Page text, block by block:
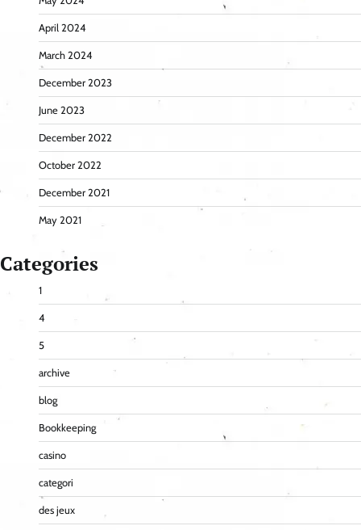
April 2024
March 2024
December 2023
June 2023
December 2022
October 2022
December 2021
May 2021
Categories
1
4
5
archive
blog
Bookkeeping
casino
categori
des jeux